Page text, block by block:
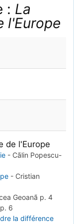
: La
l'Europe
de l'Europe
- Cãlin Popescu-
- Cristian
Geoanã p. 4
p. 6
la différence